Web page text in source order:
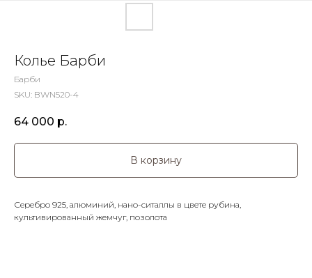
Колье Барби
Барби
SKU: BWN520-4
64 000 р.
В корзину
Серебро 925, алюминий, нано-ситаллы в цвете рубина,
культивированный жемчуг, позолота